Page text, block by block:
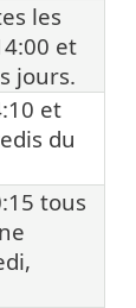
les
et
jours.
et
du
tous